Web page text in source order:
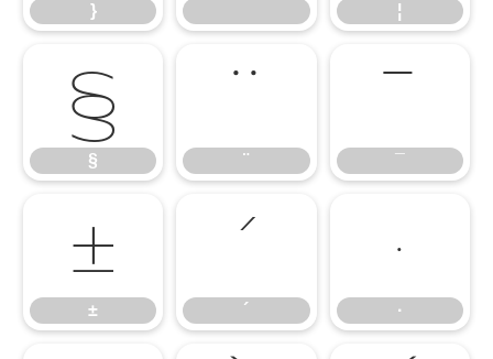
} ¦
§
§
¨
¨
¯
¯
±
±
´
´
·
·